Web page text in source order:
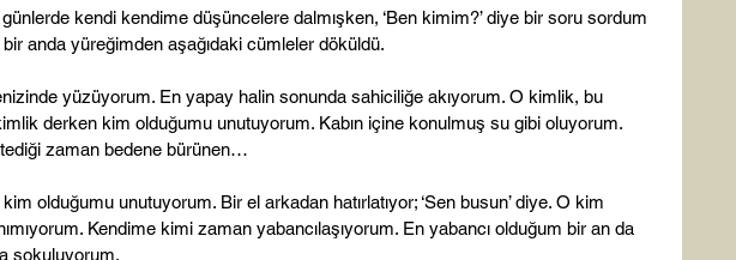
kendi kendime düşüncelere dalmışken, ‘Ben kimim?’ diye bir soru sordum
anda yüreğimden aşağıdaki cümleler döküldü.
yüzüyorum. En yapay halin sonunda sahiciliğe akıyorum. O kimlik, bu
derken kim olduğumu unutuyorum. Kabın içine konulmuş su gibi oluyorum.
zaman bedene bürünen…
olduğumu unutuyorum. Bir el arkadan hatırlatıyor; ‘Sen busun’ diye. O kim
Kendime kimi zaman yabancılaşıyorum. En yabancı olduğum bir an da
sokuluyorum.